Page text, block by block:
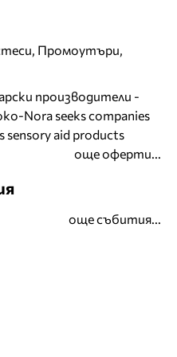
Промоутъри,
производители -
Nora seeks companies
sensory aid products
още оферти...
още събития...